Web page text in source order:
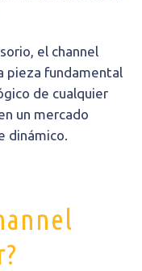
el channel
pieza fundamental
de cualquier
un mercado
dinámico.